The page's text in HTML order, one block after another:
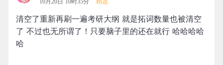
10月20日 10时35分 精选
清空了重新再刷一遍考研大纲 就是拓词数量也被清空
了 不过也无所谓了！只要脑子里的还在就行 哈哈哈哈
哈